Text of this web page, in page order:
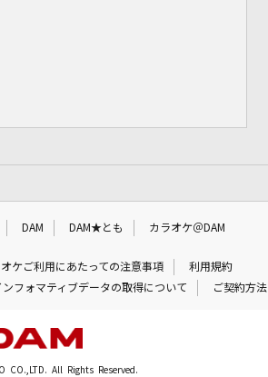
DAM DAM★とも カラオケ＠DAM
ケご利用にあたっての注意事項
利用規約
ンフォマティブデータの取得について ご契約方法
CO.,LTD. All Rights Reserved.